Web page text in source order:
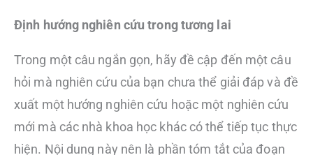
Định hướng nghiên cứu trong tương lai
Trong một câu ngắn gọn, hãy đề cập đến một câu
hỏi mà nghiên cứu của bạn chưa thể giải đáp và đề
xuất một hướng nghiên cứu hoặc một nghiên cứu
mới mà các nhà khoa học khác có thể tiếp tục thực
hiện. Nội dung này nên là phần tóm tắt của đoạn